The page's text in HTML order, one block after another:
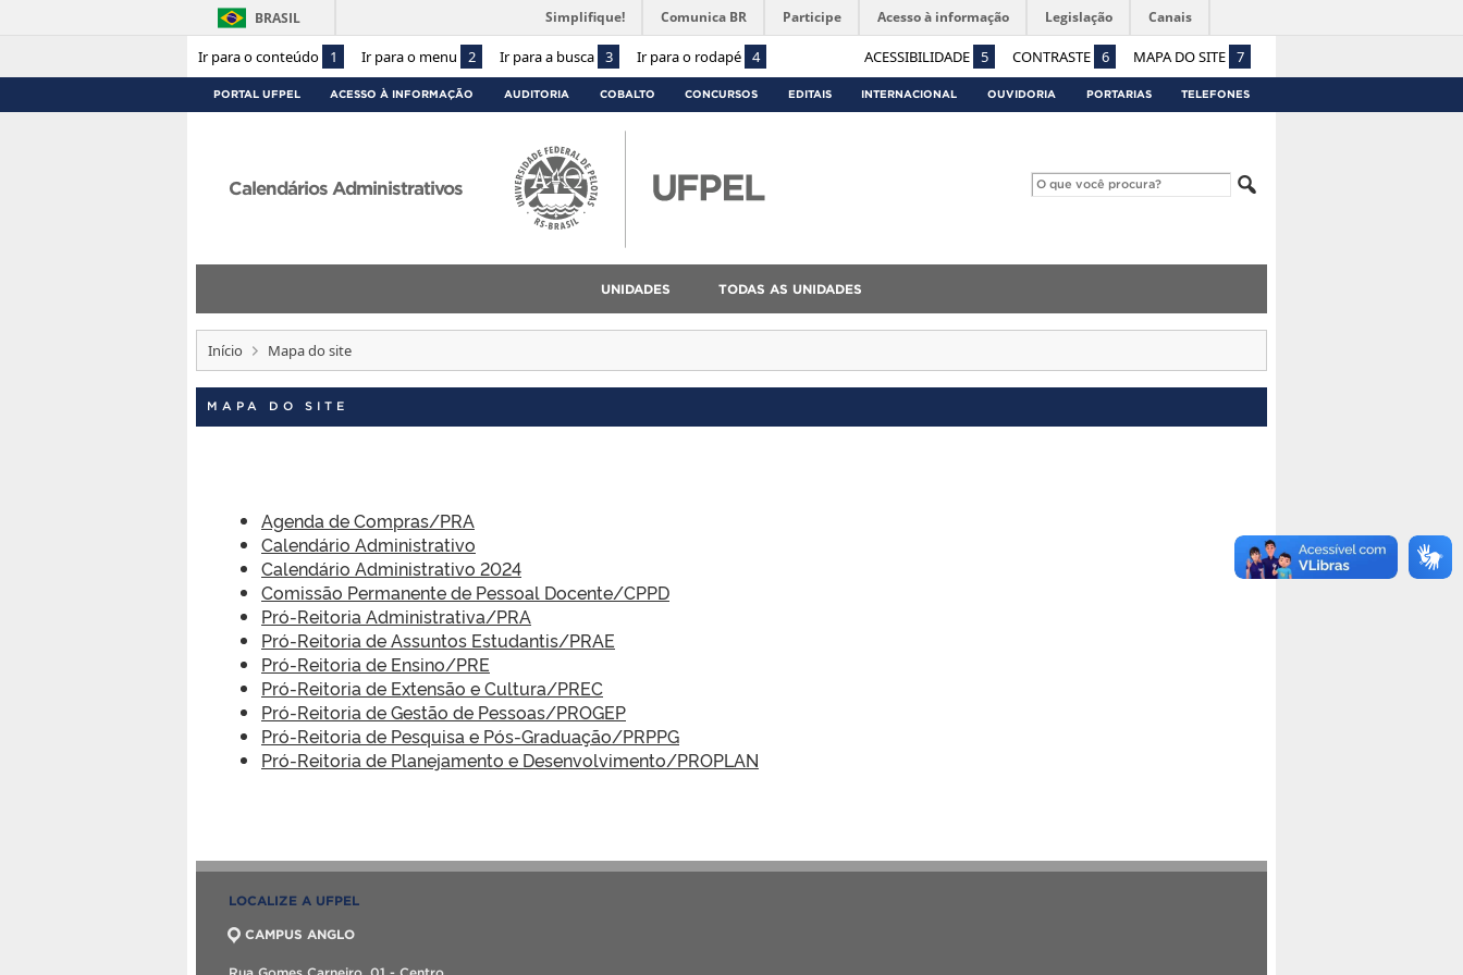
Ir para o conteúdo 1 Ir para o menu 2 Ir para a busca 3 Ir para o rodapé 4 ACESSIBILIDADE 5 CONTRASTE 6 MAPA DO SITE 7
BRASIL Simplifique! Comunica BR Participe Acesso à informação Legislação Canais
PORTAL UFPEL ACESSO À INFORMAÇÃO AUDITORIA COBALTO CONCURSOS EDITAIS INTERNACIONAL OUVIDORIA PORTARIAS TELEFONES
Calendários Administrativos
UNIDADES TODAS AS UNIDADES
Início Mapa do site
MAPA DO SITE
Agenda de Compras/PRA
Calendário Administrativo
Calendário Administrativo 2024
Comissão Permanente de Pessoal Docente/CPPD
Pró-Reitoria Administrativa/PRA
Pró-Reitoria de Assuntos Estudantis/PRAE
Pró-Reitoria de Ensino/PRE
Pró-Reitoria de Extensão e Cultura/PREC
Pró-Reitoria de Gestão de Pessoas/PROGEP
Pró-Reitoria de Pesquisa e Pós-Graduação/PRPPG
Pró-Reitoria de Planejamento e Desenvolvimento/PROPLAN
LOCALIZE A UFPEL
CAMPUS ANGLO
Rua Gomes Carneiro, 01 - Centro